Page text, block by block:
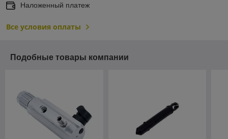
Наложенный платеж
Все условия оплаты
Подобные товары компании